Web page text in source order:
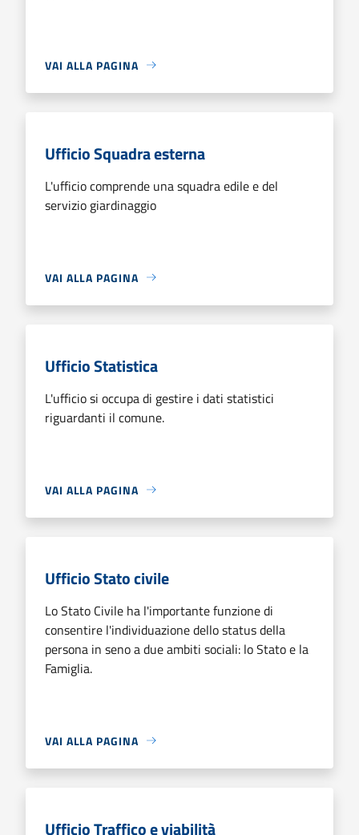
VAI ALLA PAGINA
Ufficio Squadra esterna
L'ufficio comprende una squadra edile e del
servizio giardinaggio
VAI ALLA PAGINA
Ufficio Statistica
L'ufficio si occupa di gestire i dati statistici
riguardanti il comune.
VAI ALLA PAGINA
Ufficio Stato civile
Lo Stato Civile ha l'importante funzione di
consentire l'individuazione dello status della
persona in seno a due ambiti sociali: lo Stato e la
Famiglia.
VAI ALLA PAGINA
Ufficio Traffico e viabilità